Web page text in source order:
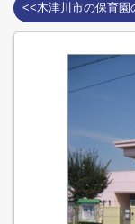
<<木津川市の保育園